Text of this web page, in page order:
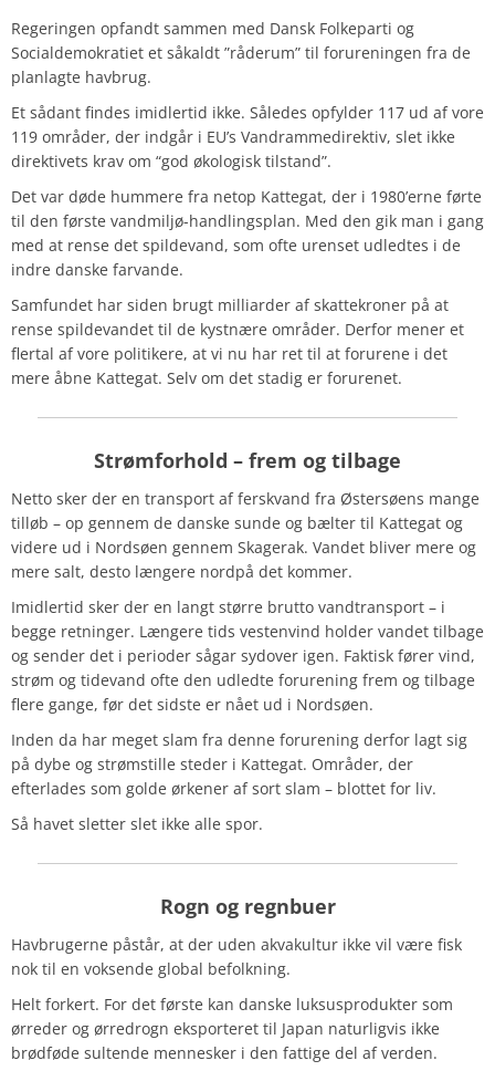
Regeringen opfandt sammen med Dansk Folkeparti og
Socialdemokratiet et såkaldt ”råderum” til forureningen fra de
planlagte havbrug.
Et sådant findes imidlertid ikke. Således opfylder 117 ud af vore
119 områder, der indgår i EU’s Vandrammedirektiv, slet ikke
direktivets krav om “god økologisk tilstand”.
Det var døde hummere fra netop Kattegat, der i 1980’erne førte
til den første vandmiljø-handlingsplan. Med den gik man i gang
med at rense det spildevand, som ofte urenset udledtes i de
indre danske farvande.
Samfundet har siden brugt milliarder af skattekroner på at
rense spildevandet til de kystnære områder. Derfor mener et
flertal af vore politikere, at vi nu har ret til at forurene i det
mere åbne Kattegat. Selv om det stadig er forurenet.
Strømforhold – frem og tilbage
Netto sker der en transport af ferskvand fra Østersøens mange
tilløb – op gennem de danske sunde og bælter til Kattegat og
videre ud i Nordsøen gennem Skagerak. Vandet bliver mere og
mere salt, desto længere nordpå det kommer.
Imidlertid sker der en langt større brutto vandtransport – i
begge retninger. Længere tids vestenvind holder vandet tilbage
og sender det i perioder sågar sydover igen. Faktisk fører vind,
strøm og tidevand ofte den udledte forurening frem og tilbage
flere gange, før det sidste er nået ud i Nordsøen.
Inden da har meget slam fra denne forurening derfor lagt sig
på dybe og strømstille steder i Kattegat. Områder, der
efterlades som golde ørkener af sort slam – blottet for liv.
Så havet sletter slet ikke alle spor.
Rogn og regnbuer
Havbrugerne påstår, at der uden akvakultur ikke vil være fisk
nok til en voksende global befolkning.
Helt forkert. For det første kan danske luksusprodukter som
ørreder og ørredrogn eksporteret til Japan naturligvis ikke
brødføde sultende mennesker i den fattige del af verden.